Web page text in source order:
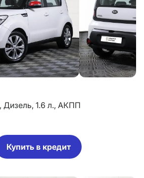
Дизель, 1.6 л., АКПП
Купить в кредит